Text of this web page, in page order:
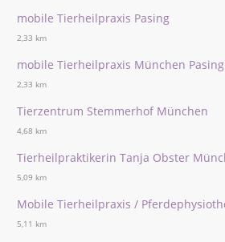
mobile Tierheilpraxis Pasing
2,33 km
mobile Tierheilpraxis München Pasing
2,33 km
Tierzentrum Stemmerhof München
4,68 km
Tierheilpraktikerin Tanja Obster
5,09 km
Mobile Tierheilpraxis /
5,11 km